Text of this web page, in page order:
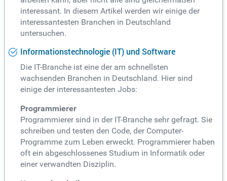
interessant. In diesem Artikel werden wir einige der
interessantesten Branchen in Deutschland
untersuchen.
Informationstechnologie (IT) und Software
Die IT-Branche ist eine der am schnellsten
wachsenden Branchen in Deutschland. Hier sind
einige der interessantesten Jobs:
Programmierer
Programmierer sind in der IT-Branche sehr gefragt. Sie
schreiben und testen den Code, der Computer-
Programme zum Leben erweckt. Programmierer haben
oft ein abgeschlossenes Studium in Informatik oder
einer verwandten Disziplin.